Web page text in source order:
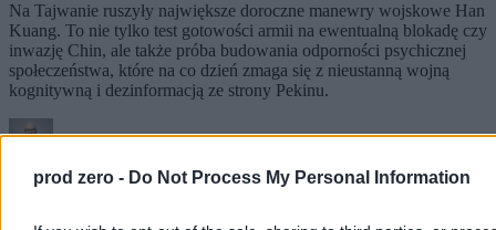
prod zero - Do Not Process My Personal Information
Na Tajwanie ruszyły największe doroczne manewry wojskowe Han
Kuang. To nie tylko test gotowości armii na ewentualną blokadę czy
inwazję Chin, ale także próba budowania odporności psychicznej
społeczeństwa, które na co dzień zmaga się z nieustanną wojną
kognitywną i dezinformacją ze strony Pekinu.
Tomasz Pałasz